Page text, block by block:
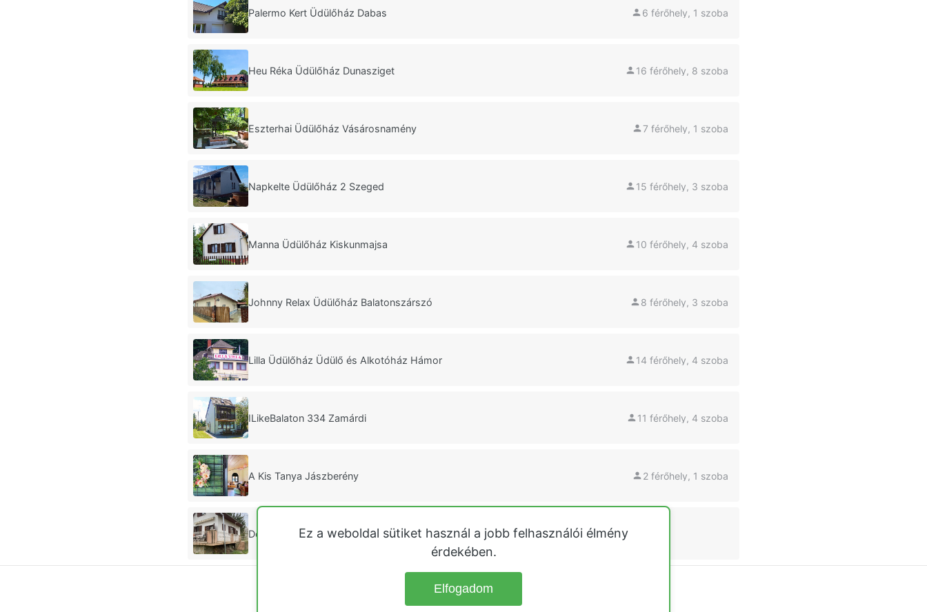
Palermo Kert Üdülőház Dabas 6 férőhely, 1 szoba
Heu Réka Üdülőház Dunasziget 16 férőhely, 8 szoba
Eszterhai Üdülőház Vásárosnamény 7 férőhely, 1 szoba
Napkelte Üdülőház 2 Szeged 15 férőhely, 3 szoba
Manna Üdülőház Kiskunmajsa 10 férőhely, 4 szoba
Johnny Relax Üdülőház Balatonszárszó 8 férőhely, 3 szoba
Lilla Üdülőház Üdülő és Alkotóház Hámor 14 férőhely, 4 szoba
ILikeBalaton 334 Zamárdi 11 férőhely, 4 szoba
A Kis Tanya Jászberény 2 férőhely, 1 szoba
Deseda Parti Üdülőház Kaposvár
Ez a weboldal sütiket használ a jobb felhasználói élmény
érdekében.
Elfogadom